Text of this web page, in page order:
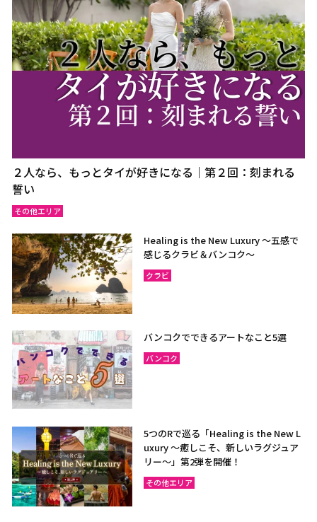
２人なら、もっとタイが好きになる｜第２回：刻まれる
誓い
その他エリア
Healing is the New Luxury ～五感で
感じるクラビ＆バンコク～
クラビ
バンコクでできるアートなこと5選
バンコク
5つのRで巡る「Healing is the New L
uxury ～癒しこそ、新しいラグジュア
リー〜」第2弾を開催！
その他エリア